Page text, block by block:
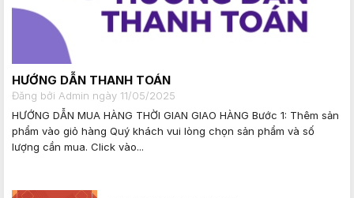
HƯỚNG DẪN THANH TOÁN
Đăng bởi Admin ngày 11/05/2025
HƯỚNG DẪN MUA HÀNG THỜI GIAN GIAO HÀNG Bước 1: Thêm sản
phẩm vào giỏ hàng Quý khách vui lòng chọn sản phẩm và số
lượng cần mua. Click vào...